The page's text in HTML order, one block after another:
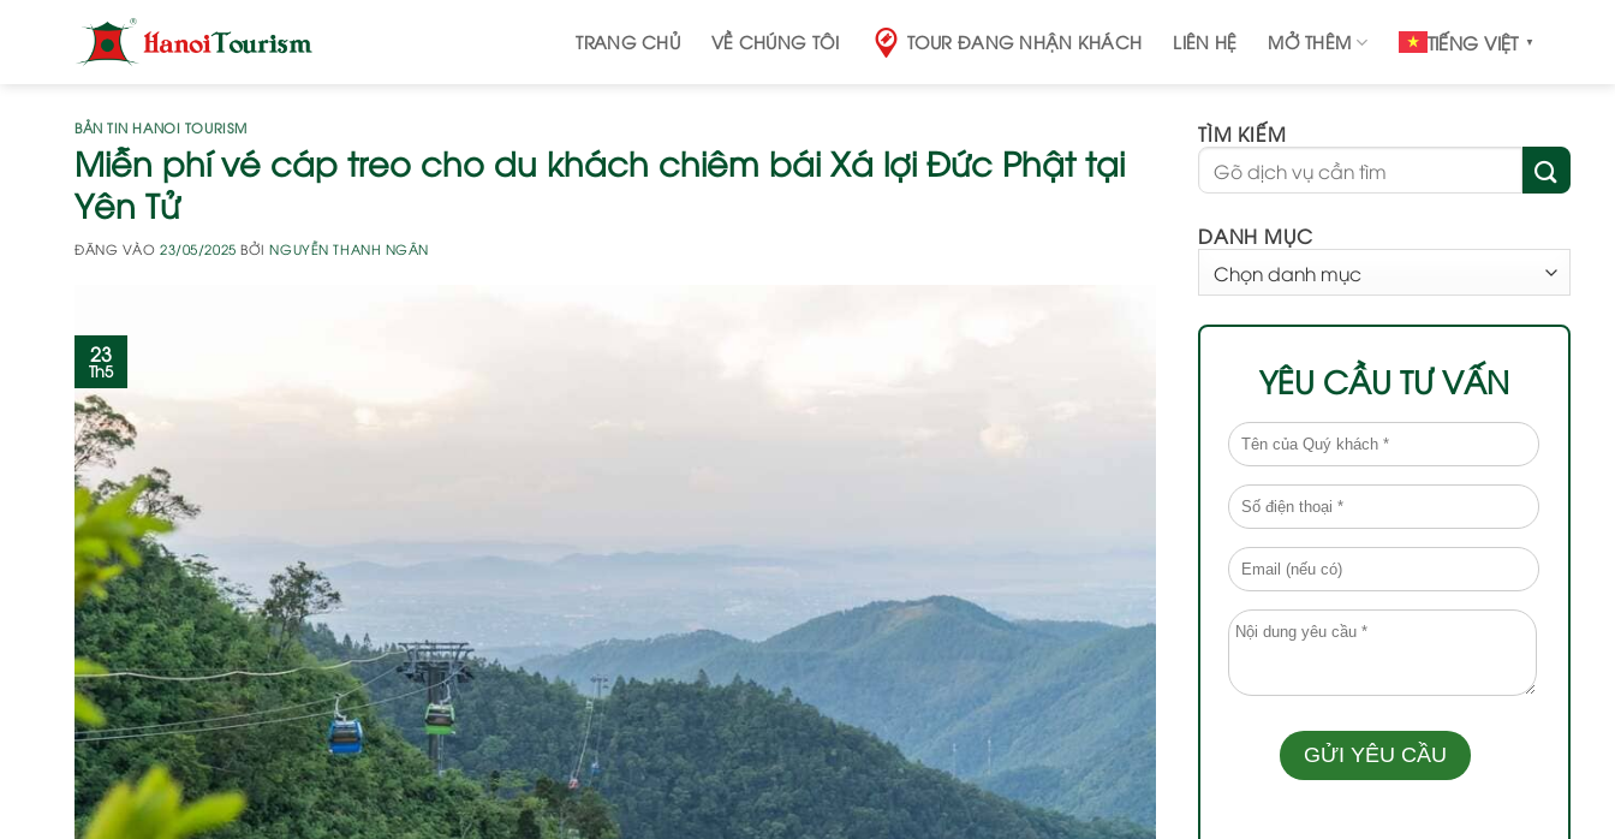
TRANG CHỦ VỀ CHÚNG TÔI TOUR ĐANG NHẬN KHÁCH LIÊN HỆ MỞ THÊM TIẾNG VIỆT ▼
BẢN TIN HANOI TOURISM
Miễn phí vé cáp treo cho du khách chiêm bái Xá lợi Đức Phật tại
Yên Tử
ĐĂNG VÀO23/05/2025 BỞINGUYỄN THANH NGÂN
23
Th5
TÌM KIẾM
DANH MỤC
MỤC
YÊU CẦU TƯ VẤN